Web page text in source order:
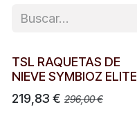
TSL RAQUETAS DE
NIEVE SYMBIOZ ELITE
219,83 € 296,00€